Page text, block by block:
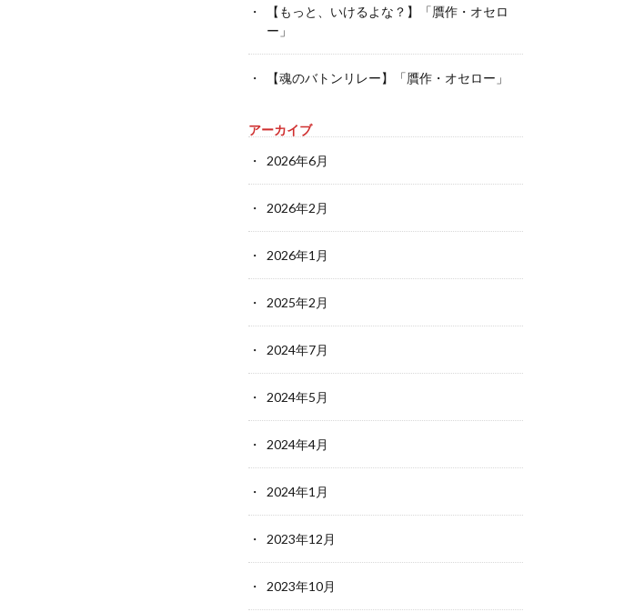
【もっと、いけるよな？】「贋作・オセロ
ー」
【魂のバトンリレー】「贋作・オセロー」
アーカイブ
2026年6月
2026年2月
2026年1月
2025年2月
2024年7月
2024年5月
2024年4月
2024年1月
2023年12月
2023年10月